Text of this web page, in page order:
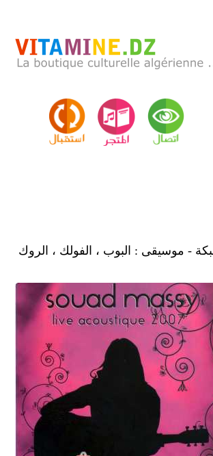
- موسيقى : البوب ، الفولك ، الروك